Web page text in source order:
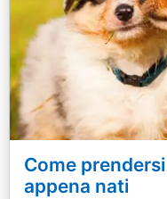
Come
appena nati